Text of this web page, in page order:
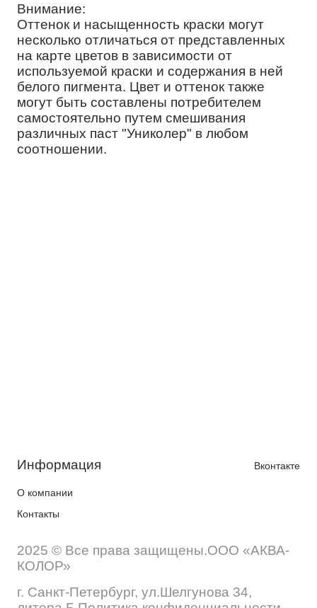
Внимание:
Оттенок и насыщенность краски могут
несколько отличаться от представленных
на карте цветов в зависимости от
используемой краски и содержания в ней
белого пигмента. Цвет и оттенок также
могут быть составлены потребителем
самостоятельно путем смешивания
различных паст "Униколер" в любом
соотношении.
Информация
О компании
Контакты
Вконтакте
2025 © Все права защищены.ООО «АКВА-
КОЛОР»
г. Санкт-Петербург, ул.Шелгунова 34,